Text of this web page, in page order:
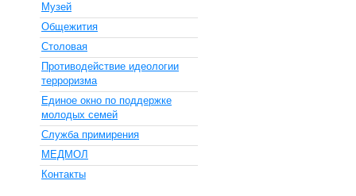
Музей
Общежития
Столовая
Противодействие идеологии
терроризма
Единое окно по поддержке
молодых семей
Служба примирения
МЕДМОЛ
Контакты